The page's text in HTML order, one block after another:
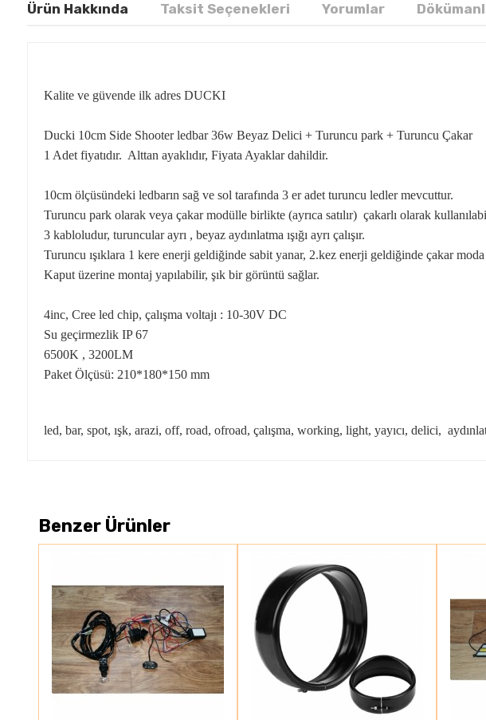
Ürün Hakkında Taksit Seçenekleri Yorumlar
Kalite ve güvende ilk adres DUCKI
Ducki 10cm Side Shooter ledbar 36w Beyaz Delici + Turuncu park + Turuncu Çakar
1 Adet fiyatıdır. Alttan ayaklıdır, Fiyata Ayaklar dahildir.
10cm ölçüsündeki ledbarın sağ ve sol tarafında 3 er adet turuncu ledler mevcuttur.
Turuncu park olarak veya çakar modülle birlikte (ayrıca satılır) çakarlı olarak
3 kabloludur, turuncular ayrı , beyaz aydınlatma ışığı ayrı çalışır.
Turuncu ışıklara 1 kere enerji geldiğinde sabit yanar, 2.kez enerji geldiğinde çakar moda
Kaput üzerine montaj yapılabilir, şık bir görüntü sağlar.
4inc, Cree led chip, çalışma voltajı : 10-30V DC
Su geçirmezlik IP 67
6500K , 3200LM
Paket Ölçüsü: 210*180*150 mm
led, bar, spot, ışk, arazi, off, road, ofroad, çalışma, working, light, yayıcı, delici,
Benzer Ürünler